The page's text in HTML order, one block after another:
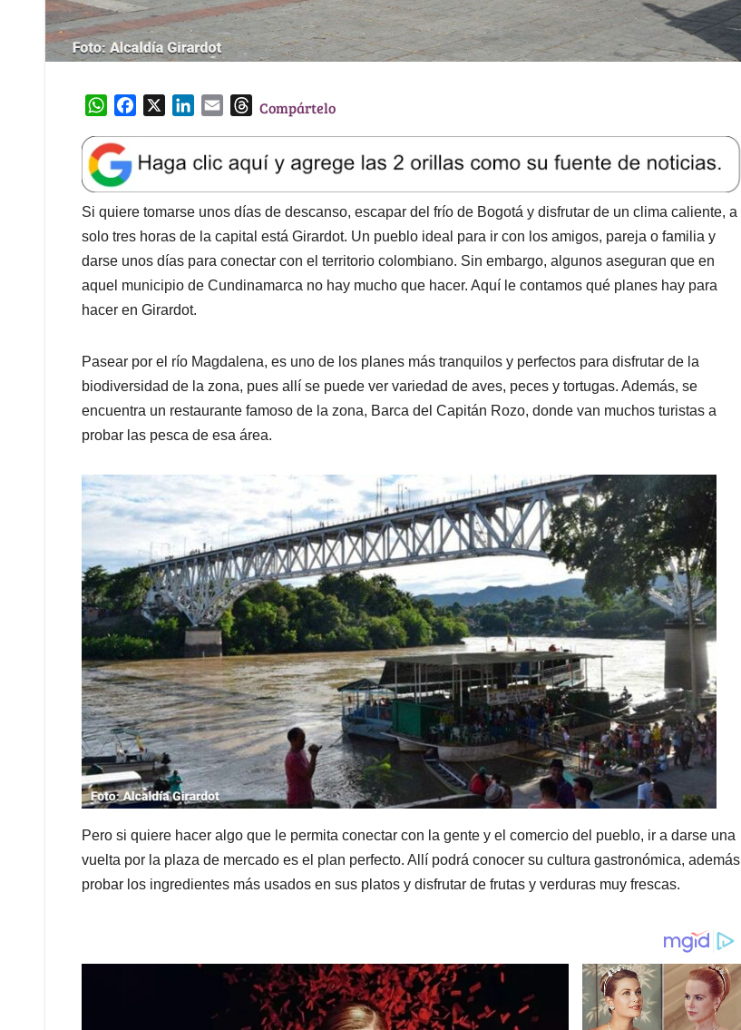
W
a
t
s
A
p
p
e
b
o
o
k
k
e
d
I
n
l
T
e
a
d
s
Compártelo
Si quiere tomarse unos días de descanso, escapar del frío de Bogotá y disfrutar de un clima caliente, a
solo tres horas de la capital está Girardot. Un pueblo ideal para ir con los amigos, pareja o familia y
darse unos días para conectar con el territorio colombiano. Sin embargo, algunos aseguran que en
aquel municipio de Cundinamarca no hay mucho que hacer. Aquí le contamos qué planes hay para
hacer en Girardot.
Pasear por el río Magdalena, es uno de los planes más tranquilos y perfectos para disfrutar de la
biodiversidad de la zona, pues allí se puede ver variedad de aves, peces y tortugas. Además, se
encuentra un restaurante famoso de la zona, Barca del Capitán Rozo, donde van muchos turistas a
probar las pesca de esa área.
Pero si quiere hacer algo que le permita conectar con la gente y el comercio del pueblo, ir a darse una
vuelta por la plaza de mercado es el plan perfecto. Allí podrá conocer su cultura gastronómica, además
probar los ingredientes más usados en sus platos y disfrutar de frutas y verduras muy frescas.